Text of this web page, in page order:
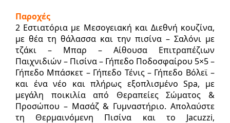
Παροχές
2 Εστιατόρια με Μεσογειακή και Διεθνή κουζίνα,
με θέα τη θάλασσα και την πισίνα – Σαλόνι με
τζάκι – Μπαρ – Αίθουσα Επιτραπέζιων
Παιχνιδιών – Πισίνα – Γήπεδο Ποδοσφαίρου 5×5 –
Γήπεδο Μπάσκετ – Γήπεδο Τένις – Γήπεδο Βόλεϊ –
και ένα νέο και πλήρως εξοπλισμένο Spa, με
μεγάλη ποικιλία από Θεραπείες Σώματος &
Προσώπου – Μασάζ & Γυμναστήριο. Απολαύστε
τη Θερμαινόμενη Πισίνα και το Jacuzzi,